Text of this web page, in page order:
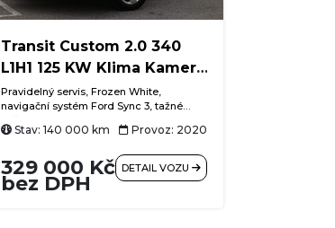
Transit Custom 2.0 340
L1H1 125 KW Klima Kamera
Tažné
Pravidelný servis, Frozen White,
navigační systém Ford Sync 3, tažné
L1H1 nízký + krátký, zadní křídlové dveře
vpředu i vzadu, tempomat, Bluetooth
handsfree, USB, LED denní svícení,
přisvěcování do zatáček, asistent
Stav: 140 000 km Provoz: 2020
329 000 Kč
bez DPH
DETAIL VOZU